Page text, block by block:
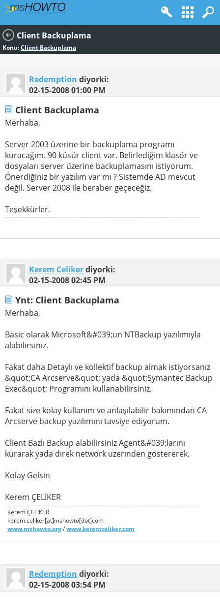
Client Backuplama
Konu:Client Backuplama
Redemption diyorki:
02-15-200801:00 PM
Client Backuplama
Merhaba,
Server 2003 üzerine bir backuplama programı
kuracağım. 90 küsür client var. Belirlediğim klasör ve
dosyaları server üzerine backuplamasını istiyorum.
Önerdiğiniz bir yazılım var mı ? Sistemde AD mevcut
değil. Server 2008 ile beraber geçeceğiz.
Teşekkürler.
Kerem Celikerdiyorki:
02-15-200802:45 PM
Ynt: Client Backuplama
Merhaba,
Basic olarak Microsoft&#039;un NTBackup yazılımıyla
alabılırsınız.
Fakat daha Detaylı ve kollektif backup almak istiyorsanız
&quot;CA Arcserve&quot; yada &quot;Symantec Backup
Exec&quot; Programını kullanabilirsiniz.
Fakat size kolay kullanım ve anlaşılabilir bakımından CA
Arcserve backup yazılımını tavsiye ediyorum.
Client Bazlı Backup alabilirsiniz Agent&#039;larını
kurarak yada dırek network uzerınden gostererek.
Kolay Gelsin
Kerem ÇELİKER
Kerem ÇELİKER
kerem.celiker[at]mshowto[dot]com
www.mshowto.org/www.keremceliker.com
Redemption diyorki:
02-15-200803:54 PM